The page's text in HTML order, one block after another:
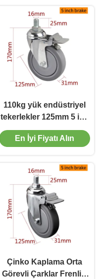
110kg yük endüstriyel
tekerlekler 125mm 5 inç
dişli tekerlekler
En İyi Fiyatı Alın
Çinko Kaplama Orta
Görevli Çarklar Frenli 5